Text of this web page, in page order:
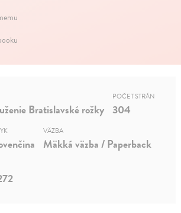
Bratislavské rožky
POČET STRÁN
304
VÄZBA
Mäkká väzba / Paperback